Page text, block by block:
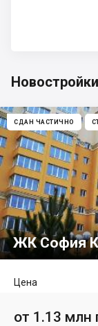
СДАН ЧАСТИЧНО
ЖК София
Цена
от 1.13 млн